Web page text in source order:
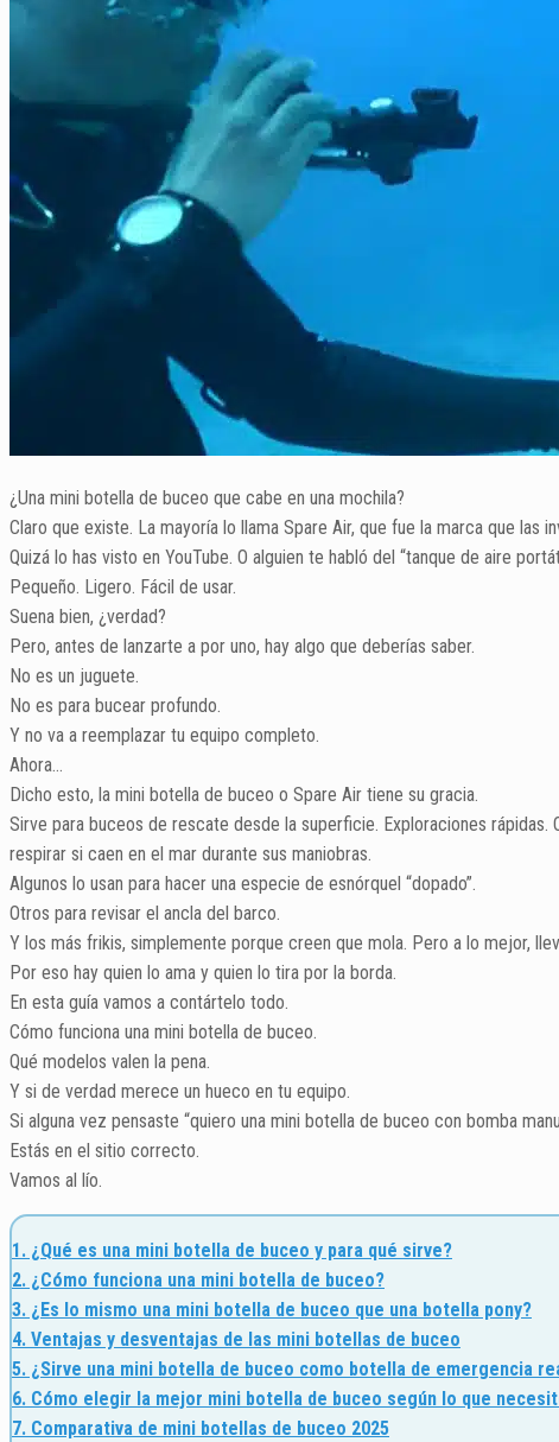
¿Una mini botella de buceo que cabe en una mochila?
Claro que existe. La mayoría lo llama Spare Air, que fue la marca que
Quizá lo has visto en YouTube. O alguien te habló del “tanque de aire
Pequeño. Ligero. Fácil de usar.
Suena bien, ¿verdad?
Pero, antes de lanzarte a por uno, hay algo que deberías saber.
No es un juguete.
No es para bucear profundo.
Y no va a reemplazar tu equipo completo.
Ahora…
Dicho esto, la mini botella de buceo o Spare Air tiene su gracia.
Sirve para buceos de rescate desde la superficie. Exploraciones
respirar si caen en el mar durante sus maniobras.
Algunos lo usan para hacer una especie de esnórquel “dopado”.
Otros para revisar el ancla del barco.
Y los más frikis, simplemente porque creen que mola. Pero a lo mejor,
Por eso hay quien lo ama y quien lo tira por la borda.
En esta guía vamos a contártelo todo.
Cómo funciona una mini botella de buceo.
Qué modelos valen la pena.
Y si de verdad merece un hueco en tu equipo.
Si alguna vez pensaste “quiero una mini botella de buceo con bomba
Estás en el sitio correcto.
Vamos al lío.
1. ¿Qué es una mini botella de buceo y para qué sirve?
2. ¿Cómo funciona una mini botella de buceo?
3. ¿Es lo mismo una mini botella de buceo que una botella pony?
4. Ventajas y desventajas de las mini botellas de buceo
5. ¿Sirve una mini botella de buceo como botella de emergencia
6. Cómo elegir la mejor mini botella de buceo según lo que
7. Comparativa de mini botellas de buceo 2025